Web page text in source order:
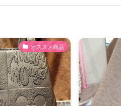
オススメ商品